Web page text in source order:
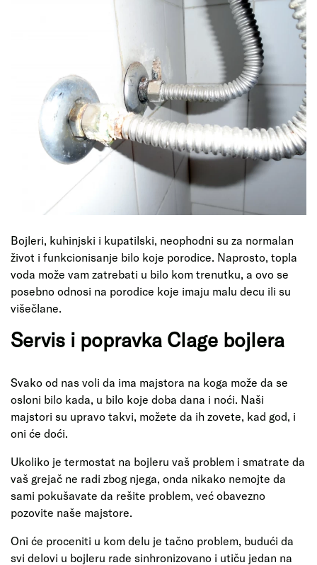
Bojleri, kuhinjski i kupatilski, neophodni su za normalan
život i funkcionisanje bilo koje porodice. Naprosto, topla
voda može vam zatrebati u bilo kom trenutku, a ovo se
posebno odnosi na porodice koje imaju malu decu ili su
višečlane.
Servis i popravka Clage bojlera
Svako od nas voli da ima majstora na koga može da se
osloni bilo kada, u bilo koje doba dana i noći. Naši
majstori su upravo takvi, možete da ih zovete, kad god, i
oni će doći.
Ukoliko je termostat na bojleru vaš problem i smatrate da
vaš grejač ne radi zbog njega, onda nikako nemojte da
sami pokušavate da rešite problem, već obavezno
pozovite naše majstore.
Oni će proceniti u kom delu je tačno problem, budući da
svi delovi u bojleru rade sinhronizovano i utiču jedan na